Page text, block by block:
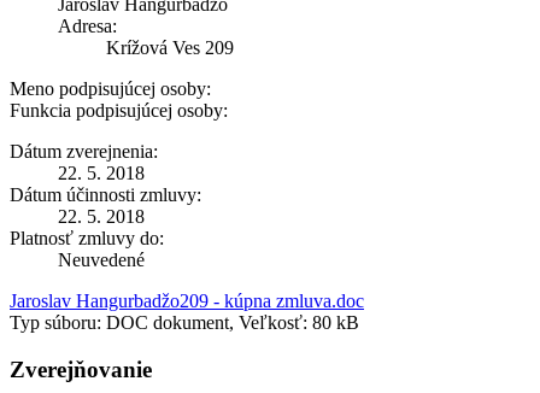
Adresa:
Krížová Ves 209
Meno podpisujúcej osoby:
Funkcia podpisujúcej osoby:
Dátum zverejnenia:
22. 5. 2018
Dátum účinnosti zmluvy:
22. 5. 2018
Platnosť zmluvy do:
Neuvedené
Jaroslav Hangurbadžo209 - kúpna zmluva.doc
Typ súboru: DOC dokument, Veľkosť: 80 kB
Zverejňovanie